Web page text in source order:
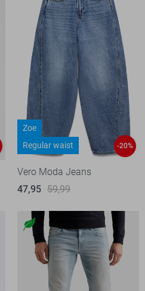
Zoe
Regular waist
-20%
Vero Moda Jeans
47,95 59,99